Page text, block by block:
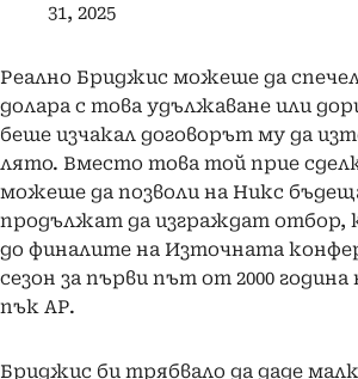
31, 2025
Реално Бриджис можеше да
долара с това удължаване или
беше изчакал договорът му да
лято. Вместо това той прие
можеше да позволи на Никс
продължат да изграждат отбор,
до финалите на Източната
сезон за първи път от 2000 година
пък АР.
Бриджис би трябвало да даде